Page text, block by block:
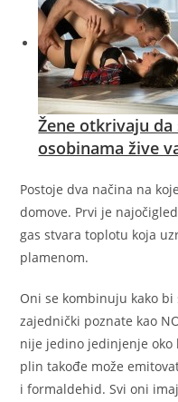
Žene otkrivaju
osobinama žive
Postoje dva načina na
domove. Prvi je
gas stvara toplotu koja
plamenom.
Oni se kombinuju kako
zajednički poznate kao
nije jedino jedinjenje
plin takođe može
i formaldehid. Svi oni